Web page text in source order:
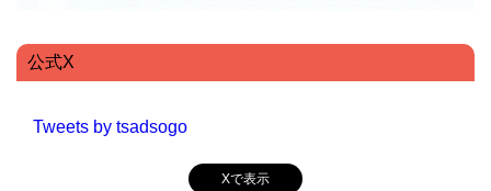
公式X
Tweets by tsadsogo
Xで表示